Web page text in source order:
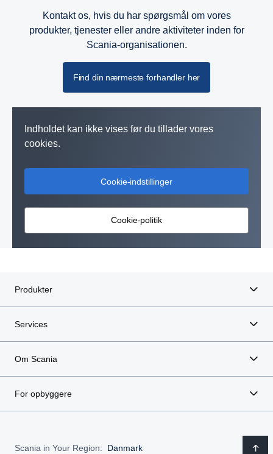
Kontakt os, hvis du har spørgsmål om vores
produkter, tjenester eller andre aktiviteter inden for
Scania-organisationen.
Find din nærmeste forhandler her
Indholdet kan ikke vises før du tillader vores
cookies.
Cookie-indstillinger
Cookie-politik
Produkter
Services
Om Scania
For opbyggere
Scania in Your Region: Danmark